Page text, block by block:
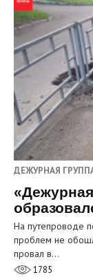
ДЕЖУРНАЯ
На путепроводе
проблем не
провал в…
1785